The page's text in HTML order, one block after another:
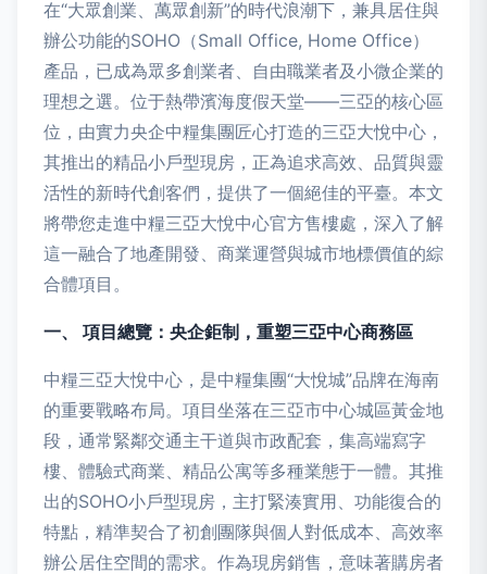
在“大眾創業、萬眾創新”的時代浪潮下，兼具居住與
辦公功能的SOHO（Small Office, Home Office）
產品，已成為眾多創業者、自由職業者及小微企業的
理想之選。位于熱帶濱海度假天堂——三亞的核心區
位，由實力央企中糧集團匠心打造的三亞大悅中心，
其推出的精品小戶型現房，正為追求高效、品質與靈
活性的新時代創客們，提供了一個絕佳的平臺。本文
將帶您走進中糧三亞大悅中心官方售樓處，深入了解
這一融合了地產開發、商業運營與城市地標價值的綜
合體項目。
一、 項目總覽：央企鉅制，重塑三亞中心商務區
中糧三亞大悅中心，是中糧集團“大悅城”品牌在海南
的重要戰略布局。項目坐落在三亞市中心城區黃金地
段，通常緊鄰交通主干道與市政配套，集高端寫字
樓、體驗式商業、精品公寓等多種業態于一體。其推
出的SOHO小戶型現房，主打緊湊實用、功能復合的
特點，精準契合了初創團隊與個人對低成本、高效率
辦公居住空間的需求。作為現房銷售，意味著購房者